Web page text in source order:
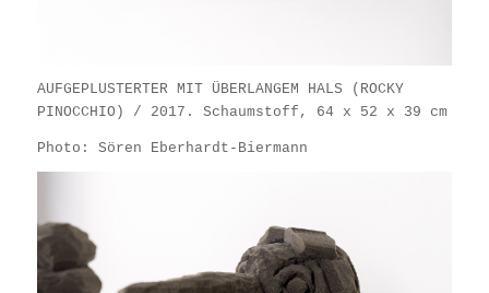
AUFGEPLUSTERTER MIT ÜBERLANGEM HALS (ROCKY
PINOCCHIO) / 2017. Schaumstoff, 64 x 52 x 39 cm
Photo: Sören Eberhardt-Biermann